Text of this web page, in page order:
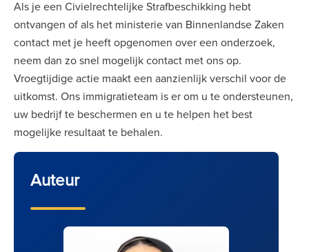
Als je een Civielrechtelijke Strafbeschikking hebt
ontvangen of als het ministerie van Binnenlandse Zaken
contact met je heeft opgenomen over een onderzoek,
neem dan zo snel mogelijk contact met ons op.
Vroegtijdige actie maakt een aanzienlijk verschil voor de
uitkomst. Ons immigratieteam is er om u te ondersteunen,
uw bedrijf te beschermen en u te helpen het best
mogelijke resultaat te behalen.
Auteur